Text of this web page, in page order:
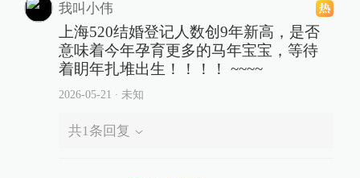
我叫小伟
上海520结婚登记人数创9年新高，是否
意味着今年孕育更多的马年宝宝，等待
着眀年扎堆出生！！！！ ~~~~
2026-05-21 ∙ 未知
共1 条回复